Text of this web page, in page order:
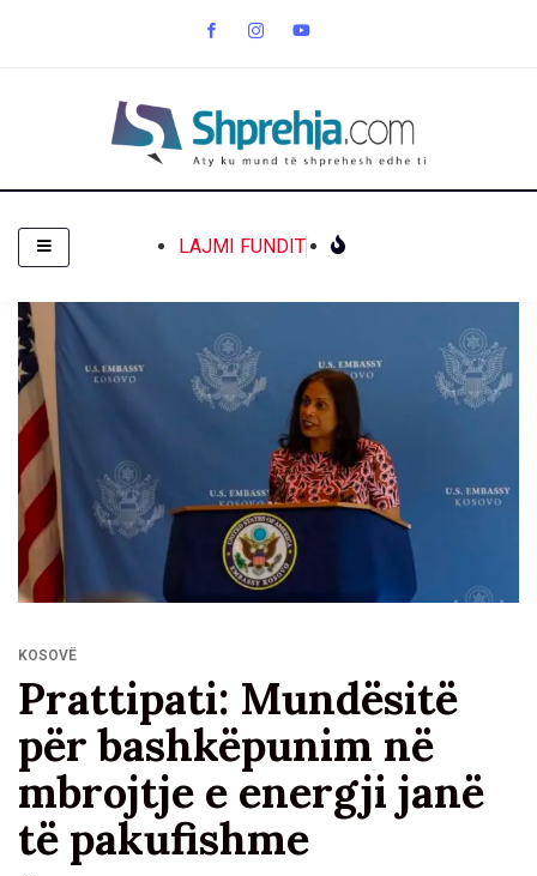
LAJMI FUNDIT
KOSOVË
Prattipati: Mundësitë
për bashkëpunim në
mbrojtje e energji janë
të pakufishme